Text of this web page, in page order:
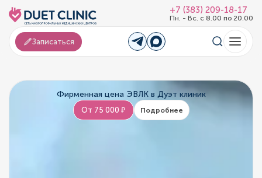
+7 (383) 209-18-17
Пн. - Вс. с 8.00 по 20.00
Записаться
Фирменная цена ЭВЛК в Дуэт клиник
От 75 000 ₽ Подробнее